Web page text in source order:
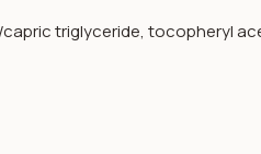
triglyceride, tocopheryl